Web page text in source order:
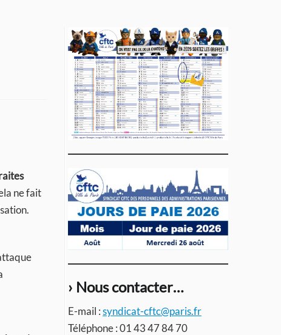
ne fait
› Nous contacter…
E-mail :syndicat-cftc@paris.fr
Téléphone : 01 43 47 84 70